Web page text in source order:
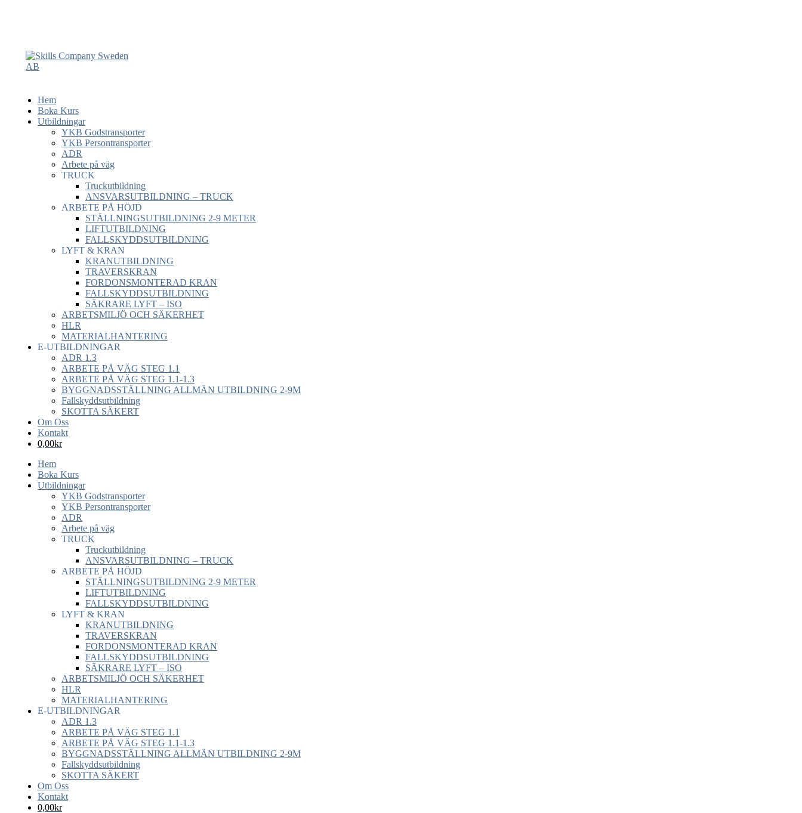
Hem
Boka Kurs
Utbildningar
YKB Godstransporter
YKB Persontransporter
ADR
Arbete på väg
TRUCK
Truckutbildning
ANSVARSUTBILDNING – TRUCK
ARBETE PÅ HÖJD
STÄLLNINGSUTBILDNING 2-9 METER
LIFTUTBILDNING
FALLSKYDDSUTBILDNING
LYFT & KRAN
KRANUTBILDNING
TRAVERSKRAN
FORDONSMONTERAD KRAN
FALLSKYDDSUTBILDNING
SÄKRARE LYFT – ISO
ARBETSMILJÖ OCH SÄKERHET
HLR
MATERIALHANTERING
E-UTBILDNINGAR
ADR 1.3
ARBETE PÅ VÄG STEG 1.1
ARBETE PÅ VÄG STEG 1.1-1.3
BYGGNADSSTÄLLNING ALLMÄN UTBILDNING 2-9M
Fallskyddsutbildning
SKOTTA SÄKERT
Om Oss
Kontakt
0,00kr
Hem
Boka Kurs
Utbildningar
YKB Godstransporter
YKB Persontransporter
ADR
Arbete på väg
TRUCK
Truckutbildning
ANSVARSUTBILDNING – TRUCK
ARBETE PÅ HÖJD
STÄLLNINGSUTBILDNING 2-9 METER
LIFTUTBILDNING
FALLSKYDDSUTBILDNING
LYFT & KRAN
KRANUTBILDNING
TRAVERSKRAN
FORDONSMONTERAD KRAN
FALLSKYDDSUTBILDNING
SÄKRARE LYFT – ISO
ARBETSMILJÖ OCH SÄKERHET
HLR
MATERIALHANTERING
E-UTBILDNINGAR
ADR 1.3
ARBETE PÅ VÄG STEG 1.1
ARBETE PÅ VÄG STEG 1.1-1.3
BYGGNADSSTÄLLNING ALLMÄN UTBILDNING 2-9M
Fallskyddsutbildning
SKOTTA SÄKERT
Om Oss
Kontakt
0,00kr